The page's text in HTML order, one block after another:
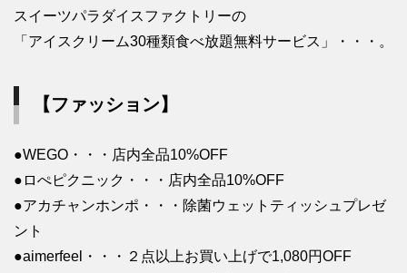
スイーツパラダイスファクトリーの
「アイスクリーム30種類食べ放題無料サービス」・・・。
【ファッション】
●WEGO・・・店内全品10%OFF
●ロぺピクニック・・・店内全品10%OFF
●アカチャンホンポ・・・除菌ウェットティッシュプレゼ
ント
●aimerfeel・・・２点以上お買い上げで1,080円OFF